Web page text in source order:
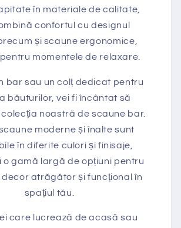
în materiale de calitate,
confortul cu designul
și scaune ergonomice,
momentele de relaxare.
bar sau un colț dedicat pentru
băuturilor, vei fi încântat să
noastră de scaune bar.
moderne și înalte sunt
în diferite culori și finisaje,
o gamă largă de opțiuni pentru
decor atrăgător și funcțional în
spațiul tău.
care lucrează de acasă sau